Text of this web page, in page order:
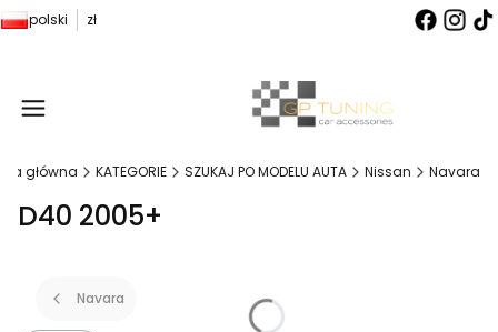
polski zł
główna KATEGORIE SZUKAJ PO MODELU AUTA Nissan Navara
D40 2005+
Navara